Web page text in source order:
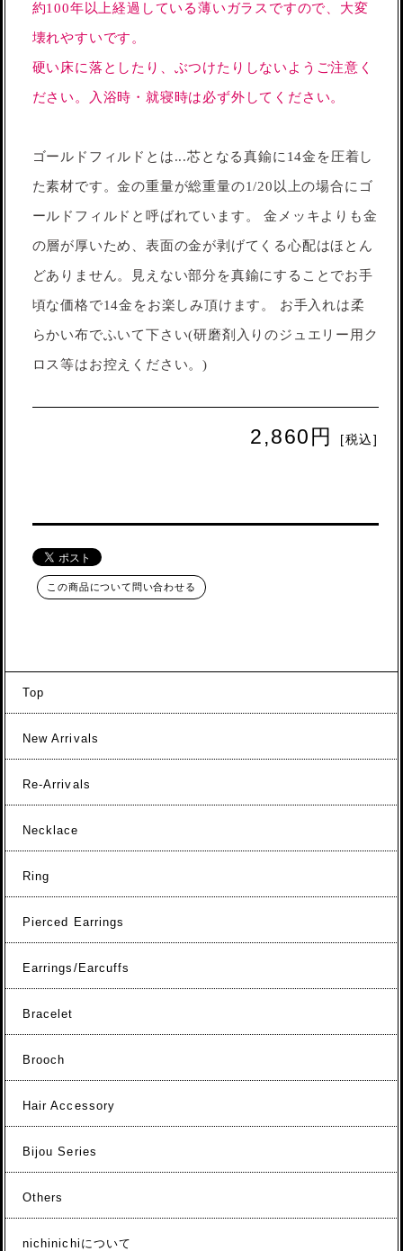
約100年以上経過している薄いガラスですので、大変
壊れやすいです。
硬い床に落としたり、ぶつけたりしないようご注意く
ださい。入浴時・就寝時は必ず外してください。
ゴールドフィルドとは...芯となる真鍮に14金を圧着し
た素材です。金の重量が総重量の1/20以上の場合にゴ
ールドフィルドと呼ばれています。 金メッキよりも金
の層が厚いため、表面の金が剥げてくる心配はほとん
どありません。見えない部分を真鍮にすることでお手
頃な価格で14金をお楽しみ頂けます。 お手入れは柔
らかい布でふいて下さい(研磨剤入りのジュエリー用ク
ロス等はお控えください。)
2,860円 [税込]
この商品について問い合わせる
Top
New Arrivals
Re-Arrivals
Necklace
Ring
Pierced Earrings
Earrings/Earcuffs
Bracelet
Brooch
Hair Accessory
Bijou Series
Others
nichinichiについて